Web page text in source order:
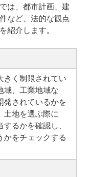
は、都市計画、建
など、法的な観点
紹介します。
きく制限されてい
域、工業地域な
発されているかを
土地を選ぶ際に
るかを確認し、
かをチェックする